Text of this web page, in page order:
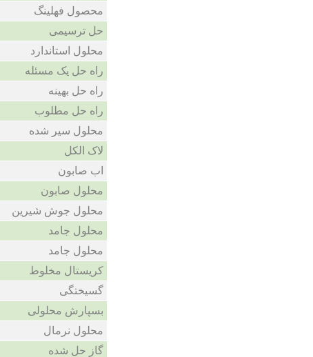
محصول فهلینگ
حل ترسیمی
محلول استاندارد
راه حل یک مسئله
راه حل بهینه
راه حل مطلوب
محلول سیر شده
لاک الکل
اب صابون
محلول صابون
محلول جوش شیرین
محلول جامد
محلول جامد
کریستال مخلوط
گسیختگی
بسپارش محلولی
محلول نرمال
گاز حل شده